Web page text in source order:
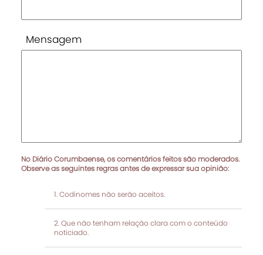
Mensagem
No Diário Corumbaense, os comentários feitos são moderados.
Observe as seguintes regras antes de expressar sua opinião:
Codinomes não serão aceitos.
Que não tenham relação clara com o conteúdo
noticiado.